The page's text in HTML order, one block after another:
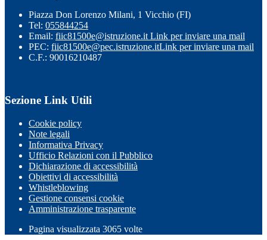
Piazza Don Lorenzo Milani, 1 Vicchio (FI)
Tel: 055844254
Email: fiic81500e@istruzione.it Link per inviare una mail
PEC: fiic81500e@pec.istruzione.itLink per inviare una mail
C.F.: 90016210487
Sezione Link Utili
Cookie policy
Note legali
Informativa Privacy
Ufficio Relazioni con il Pubblico
Dichiarazione di accessibilità
Obiettivi di accessibilità
Whistleblowing
Gestione consensi cookie
Amministrazione trasparente
Pagina visualizzata 3065 volte